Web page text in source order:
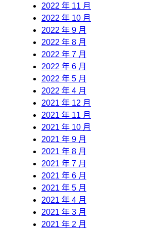
2022 年 11 月
2022 年 10 月
2022 年 9 月
2022 年 8 月
2022 年 7 月
2022 年 6 月
2022 年 5 月
2022 年 4 月
2021 年 12 月
2021 年 11 月
2021 年 10 月
2021 年 9 月
2021 年 8 月
2021 年 7 月
2021 年 6 月
2021 年 5 月
2021 年 4 月
2021 年 3 月
2021 年 2 月